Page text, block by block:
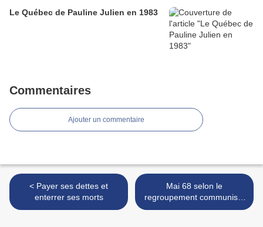
Le Québec de Pauline Julien en 1983
Commentaires
Ajouter un commentaire
< Payer ses dettes et
enterrer ses morts
Mai 68 selon le
regroupement communiste
>